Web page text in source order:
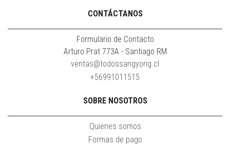
CONTÁCTANOS
Formulario de Contacto
Arturo Prat 773A - Santiago RM
ventas@todossangyong.cl
+56991011515
SOBRE NOSOTROS
Quienes somos
Formas de pago